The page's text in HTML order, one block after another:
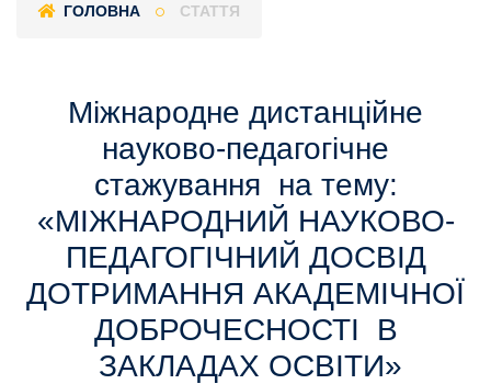
ГОЛОВНА СТАТТЯ
Міжнародне дистанційне
науково-педагогічне
стажування на тему:
«МІЖНАРОДНИЙ НАУКОВО-
ПЕДАГОГІЧНИЙ ДОСВІД
ДОТРИМАННЯ АКАДЕМІЧНОЇ
ДОБРОЧЕСНОСТІ В
ЗАКЛАДАХ ОСВІТИ»